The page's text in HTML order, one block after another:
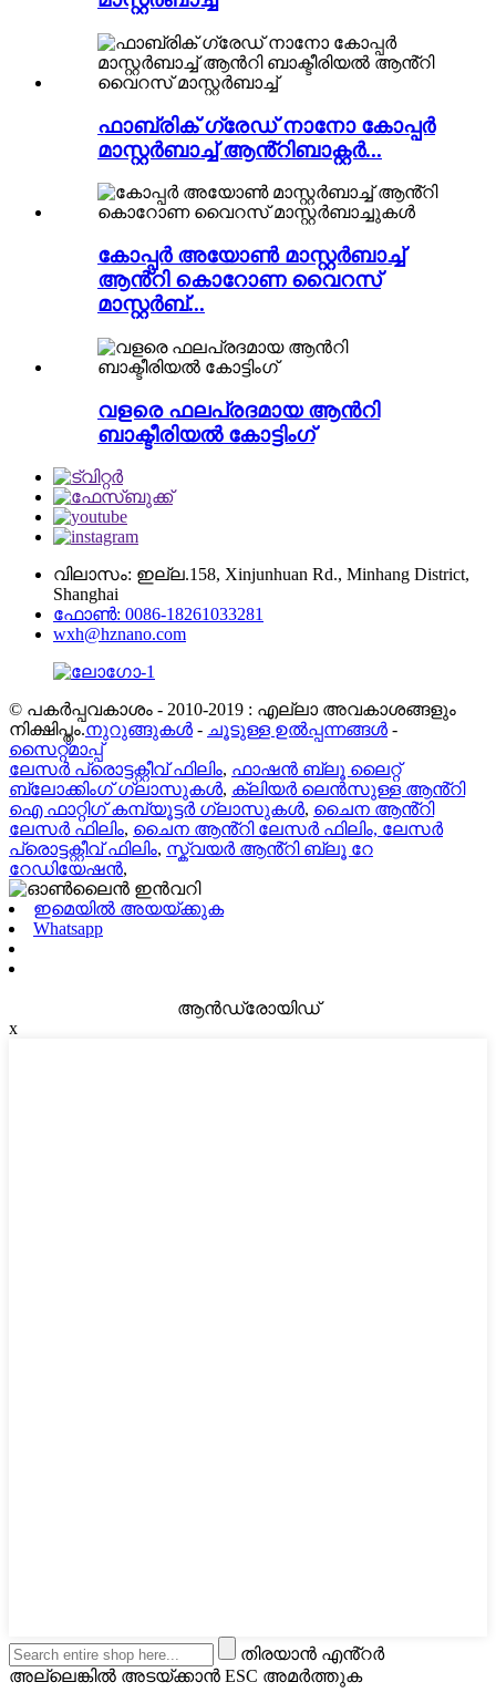
ഫാബ്രിക് ഗ്രേഡ് നാനോ കോപ്പർ
മാസ്റ്റർബാച്ച് ആൻ്റിബാക്റ്റർ...
കോപ്പർ അയോൺ മാസ്റ്റർബാച്ച്
ആൻ്റി കൊറോണ വൈറസ്
മാസ്റ്റർബ്...
വളരെ ഫലപ്രദമായ ആൻറി
ബാക്ടീരിയൽ കോട്ടിംഗ്
വിലാസം: ഇല്ല.158, Xinjunhuan Rd., Minhang District,
Shanghai
ഫോൺ: 0086-18261033281
wxh@hznano.com
© പകർപ്പവകാശം - 2010-2019 : എല്ലാ അവകാശങ്ങളും
നിക്ഷിപ്തം.നുറുങ്ങുകൾ - ചൂടുള്ള ഉൽപ്പന്നങ്ങൾ -
സൈറ്റ്മാപ്പ്
ലേസർ പ്രൊട്ടക്റ്റീവ് ഫിലിം, ഫാഷൻ ബ്ലൂ ലൈറ്റ്
ബ്ലോക്കിംഗ് ഗ്ലാസുകൾ, ക്ലിയർ ലെൻസുള്ള ആൻ്റി
ഐ ഫാറ്റിഗ് കമ്പ്യൂട്ടർ ഗ്ലാസുകൾ, ചൈന ആൻ്റി
ലേസർ ഫിലിം, ചൈന ആൻ്റി ലേസർ ഫിലിം, ലേസർ
പ്രൊട്ടക്റ്റീവ് ഫിലിം, സ്ക്വയർ ആൻ്റി ബ്ലൂ റേ
റേഡിയേഷൻ,
ഇമെയിൽ അയയ്ക്കുക
Whatsapp
ആൻഡ്രോയിഡ്
x
തിരയാൻ എൻ്റർ
അല്ലെങ്കിൽ അടയ്ക്കാൻ ESC അമർത്തുക